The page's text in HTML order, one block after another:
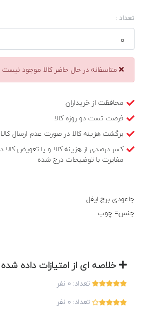
تعداد :
متاسفانه در حال حاضر کالا موجود نیست
محافظت از خریداران
فرصت تست دو روزه کالا
برگشت هزینه کالا در صورت عدم ارسال
کسر درصدی از هزینه کالا و یا تعویض
مغایرت با توضیحات درج شده
جاعودی برج ایفل
جنس= چوب
خلاصه ای از امتیازات داده شده
تعداد: 0 نفر
تعداد: 0 نفر